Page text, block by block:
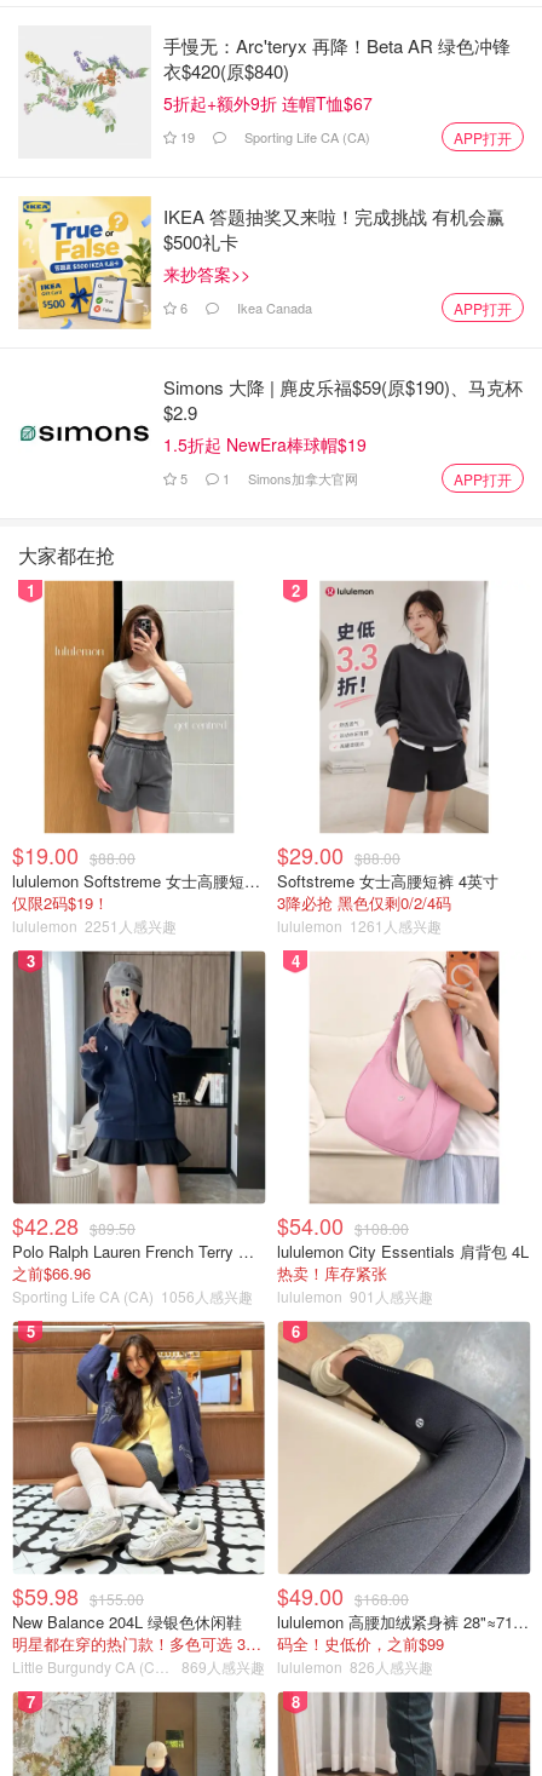
手慢无：Arc'teryx 再降！Beta AR 绿色冲锋
衣$420(原$840)
5折起+额外9折 连帽T恤$67
19 Sporting Life CA (CA) APP打开
IKEA 答题抽奖又来啦！完成挑战 有机会赢
$500礼卡
来抄答案>>
6 Ikea Canada APP打开
Simons 大降 | 麂皮乐福$59(原$190)、马克杯
$2.9
1.5折起 NewEra棒球帽$19
5 1 Simons加拿大官网 APP打开
大家都在抢
1
$19.00 $88.00
lululemon Softstreme 女士高腰短裤 10cm
仅限2码$19！
lululemon 2251人感兴趣
2
$29.00 $88.00
Softstreme 女士高腰短裤 4英寸
3降必抢 黑色仅剩0/2/4码
lululemon 1261人感兴趣
3
$42.28 $89.50
Polo Ralph Lauren French Terry 女童连帽卫衣 7-16码
之前$66.96
Sporting Life CA (CA) 1056人感兴趣
4
$54.00 $108.00
lululemon City Essentials 肩背包 4L
热卖！库存紧张
lululemon 901人感兴趣
5
$59.98 $155.00
New Balance 204L 绿银色休闲鞋
明星都在穿的热门款！多色可选 3.8折
869人感兴趣
6
$49.00 $168.00
lululemon 高腰加绒紧身裤 28"≈71cm 5个口袋
码全！史低价，之前$99
lululemon 826人感兴趣
7 8